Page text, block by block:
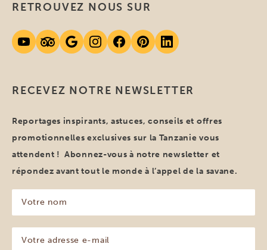
RECEVEZ NOTRE NEWSLETTER
Reportages inspirants, astuces, conseils et offres
promotionnelles exclusives sur la Tanzanie vous
attendent ! Abonnez-vous à notre newsletter et
répondez avant tout le monde à l’appel de la savane.
nom
(Nécessaire)
adresse
RETROUVEZ NOUS SUR